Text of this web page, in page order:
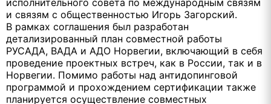
исполнительного совета по международным связям
и связям с общественностью Игорь Загорский.
В рамках соглашения был разработан
детализированный план совместной работы
РУСАДА, ВАДА и АДО Норвегии, включающий в себя
проведение проектных встреч, как в России, так и в
Норвегии. Помимо работы над антидопинговой
программой и прохождением сертификации также
планируется осуществление совместных